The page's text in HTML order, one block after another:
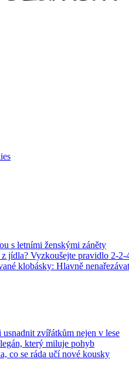
s letními ženskými záněty
jídla? Vyzkoušejte pravidlo 2-2-
klobásky: Hlavně nenařezávat
zvířátkům nejen v lese
který miluje pohyb
co se ráda učí nové kousky